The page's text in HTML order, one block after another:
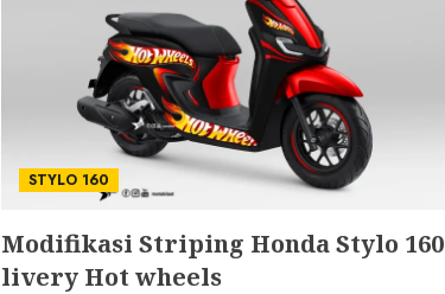
STYLO 160
Modifikasi Striping Honda Stylo 160
livery Hot wheels